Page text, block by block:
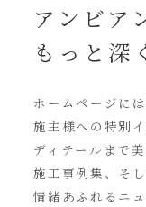
アンビア
もっと深
ホームページには
施主様への特別イ
ディテールまで
施工事例集、そ
情緒あふれるニュ